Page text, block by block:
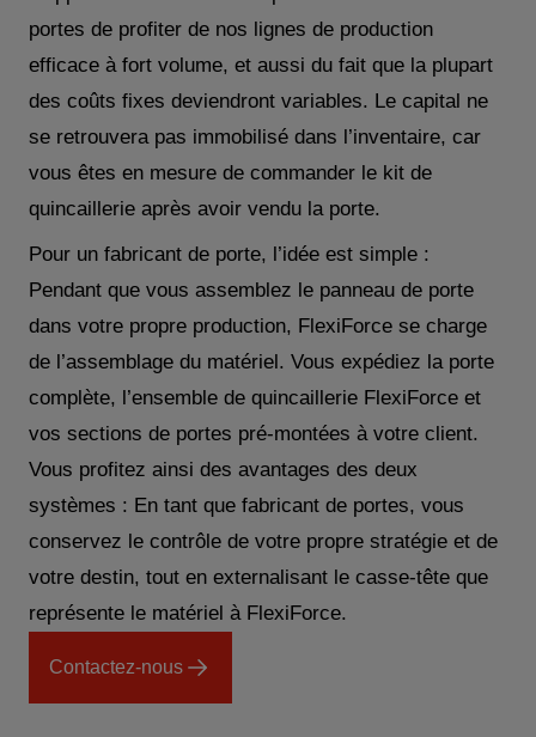
portes de profiter de nos lignes de production
efficace à fort volume, et aussi du fait que la plupart
des coûts fixes deviendront variables. Le capital ne
se retrouvera pas immobilisé dans l’inventaire, car
vous êtes en mesure de commander le kit de
quincaillerie après avoir vendu la porte.
Pour un fabricant de porte, l’idée est simple :
Pendant que vous assemblez le panneau de porte
dans votre propre production, FlexiForce se charge
de l’assemblage du matériel. Vous expédiez la porte
complète, l’ensemble de quincaillerie FlexiForce et
vos sections de portes pré-montées à votre client.
Vous profitez ainsi des avantages des deux
systèmes : En tant que fabricant de portes, vous
conservez le contrôle de votre propre stratégie et de
votre destin, tout en externalisant le casse-tête que
représente le matériel à FlexiForce.
Contactez-nous